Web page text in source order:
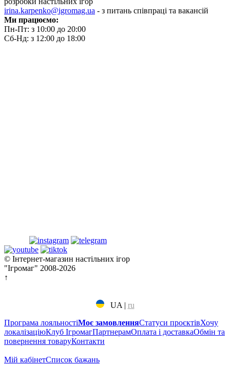
irina.karpenko@igromag.ua - з питань співпраці та вакансій
Ми працюємо:
Пн-Пт: з 10:00 до 20:00
Сб-Нд: з 12:00 до 18:00
© Інтернет-магазин настільних ігор
"Ігромаг" 2008-2026
↑
UA | ru
Програма лояльностіМоє замовленняСтатуси проєктівХочу
локалізаціюКлуб ІгромагПартнерамОплата і доставкаОбмін та
повернення товаруКонтакти
Мій кабінетCписок бажань